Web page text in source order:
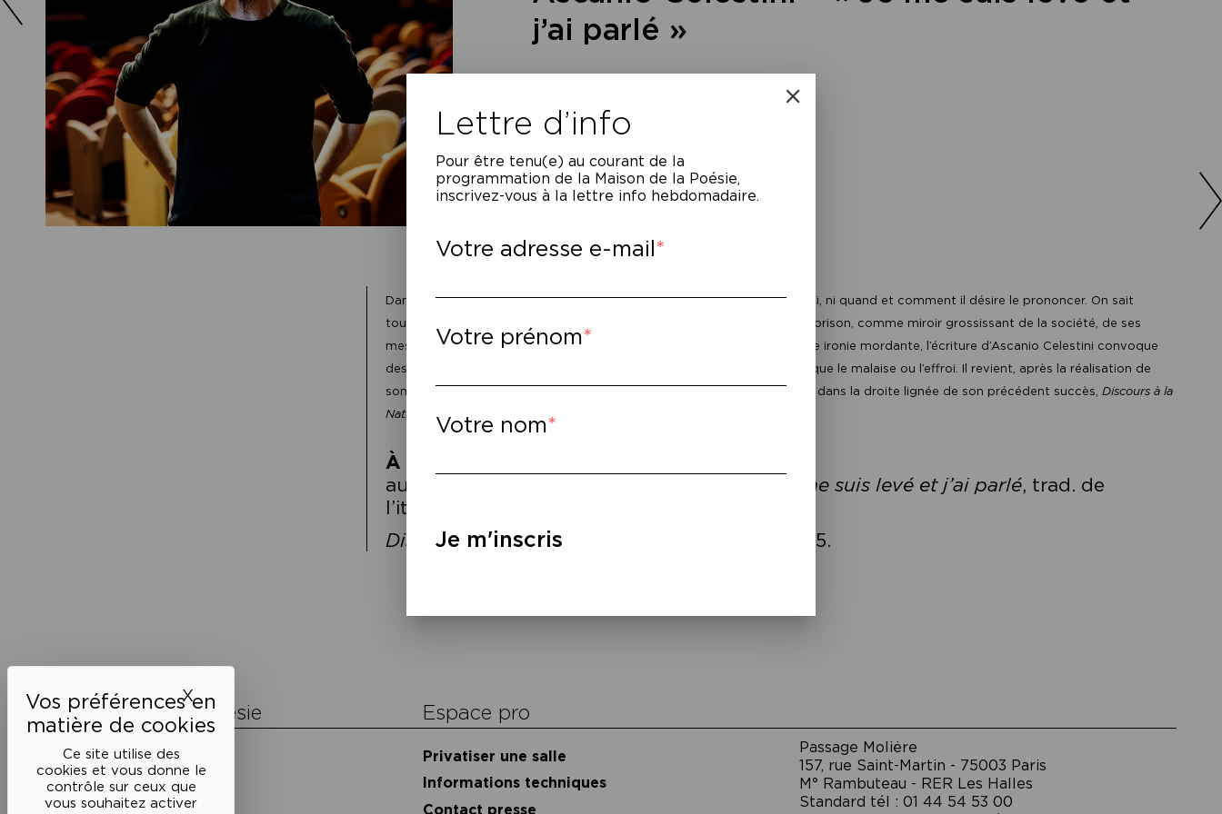
Ce site utilise des
cookies et vous donne le
contrôle sur ceux que
vous souhaitez activer
XMasquer le bandeau des cookies
j’ai parlé »
Dans une prison, un détenu prépare un discours. On ne sait pas pour qui, ni quand et comment il désire le prononcer. On sait
toutefois que ce sera une diatribe contre l’injustice du pouvoir et de la prison, comme miroir grossissant de la société, de ses
mesquineries et de son inhumanité. D’une vivacité indomptable et d’une ironie mordante, l’écriture d’Ascanio Celestini convoque
des associations d’idées inattendues, suscitant tant le rire impromptu que le malaise ou l’effroi. Il revient, après la réalisation de
son dernier film,
, dans la droite lignée de son précédent succès,Discours à la
Nation
À lire
aux
Je me suis levé et j’ai parlé, trad. de
l’italien par Christophe Mileschi, 2016.
Discours à la nation
, trad. par Ch. Mileschi, 2015.
l’article
La Maison de la Poésie
Découvrir
En photos
Historique
Nos partenaires
Espace pro
Privatiser une salle
Informations techniques
Contact presse
Passage Moliėre
157, rue Saint-Martin - 75003 Paris
M° Rambuteau - RER Les Halles
Standard tél : 01 44 54 53 00
Lettre d’info
Pour être tenu(e) au courant de la
programmation de la Maison de la Poésie,
inscrivez-vous à la lettre info hebdomadaire.
Votre adresse e-mail
Votre prénom
Votre nom
Je m'inscris